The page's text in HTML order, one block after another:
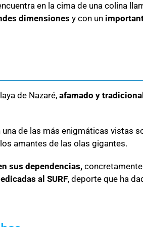
en la cima de una colina
dimensiones y con un
de Nazaré, afamado y
una de las más enigmáticas vistas
amantes de las olas gigantes.
sus dependencias,concretamente
al SURF, deporte que ha